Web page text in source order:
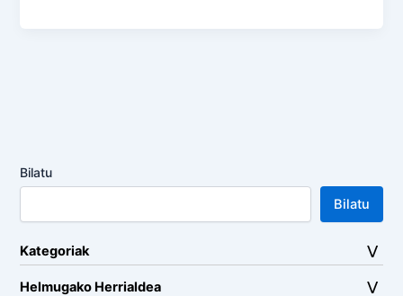
Bilatu
Bilatu
Kategoriak
Helmugako Herrialdea